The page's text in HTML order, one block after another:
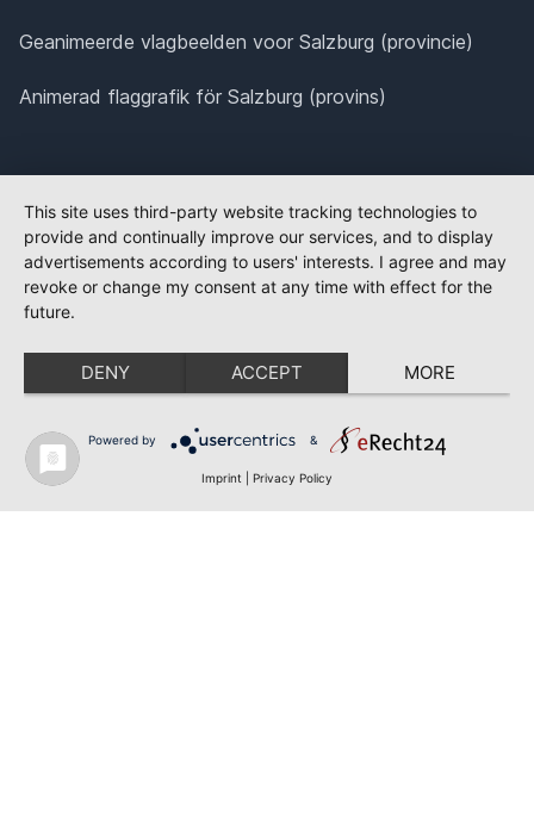
Geanimeerde vlagbeelden voor Salzburg (provincie)
Animerad flaggrafik för Salzburg (provins)
This site uses third-party website tracking technologies to
provide and continually improve our services, and to display
advertisements according to users' interests. I agree and may
revoke or change my consent at any time with effect for the
future.
DENY ACCEPT MORE
Powered by &
Imprint Privacy Policy